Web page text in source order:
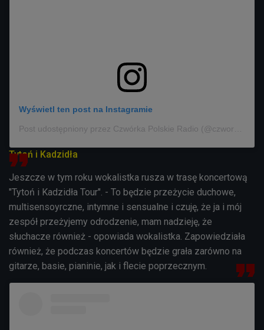
Wyświetl ten post na Instagramie
Tytoń i Kadzidła
Jeszcze w tym roku wokalistka rusza w trasę koncertową
"Tytoń i Kadzidła Tour". - To będzie przeżycie duchowe,
multisensoyrczne, intymne i sensualne i czuję, że ja i mój
zespół przeżyjemy odrodzenie, mam nadzieję, że
słuchacze również - opowiada wokalistka. Zapowiedziała
również, że podczas koncertów będzie grała zarówno na
gitarze, basie, pianinie, jak i flecie poprzecznym.